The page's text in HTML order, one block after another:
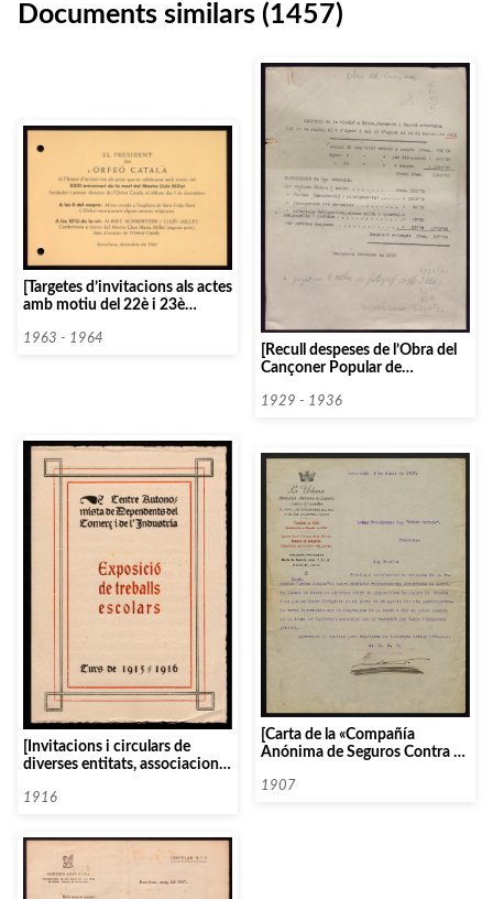
Documents similars (1457)
[Targetes d’invitacions als actes
amb motiu del 22è i 23è
Mestre Millet]
1963 - 1964
[Recull despeses de l’Obra del
Cançoner Popular de
1929 - 1936
[Invitacions i circulars de
diverses entitats, associacions
1916
[Carta de la «Compañía
Anónima de Seguros Contra el
President de l’Orfeó Català]
1907